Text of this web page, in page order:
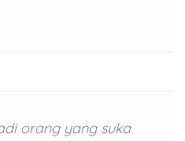
orang yang suka